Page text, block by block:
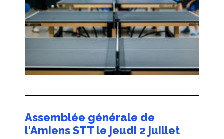
Assemblée générale de
l'Amiens STT le jeudi 2 juillet